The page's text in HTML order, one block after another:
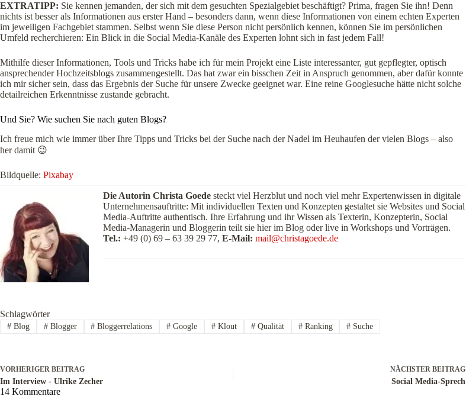
EXTRATIPP: Sie kennen jemanden, der sich mit dem gesuchten Spezialgebiet beschäftigt? Prima, fragen Sie ihn! Denn
nichts ist besser als Informationen aus erster Hand – besonders dann, wenn diese Informationen von einem echten Experten
im jeweiligen Fachgebiet stammen. Selbst wenn Sie diese Person nicht persönlich kennen, können Sie im persönlichen
Umfeld recherchieren: Ein Blick in die Social Media-Kanäle des Experten lohnt sich in fast jedem Fall!
Mithilfe dieser Informationen, Tools und Tricks habe ich für mein Projekt eine Liste interessanter, gut gepflegter, optisch
ansprechender Hochzeitsblogs zusammengestellt. Das hat zwar ein bisschen Zeit in Anspruch genommen, aber dafür konnte
ich mir sicher sein, dass das Ergebnis der Suche für unsere Zwecke geeignet war. Eine reine Googlesuche hätte nicht solche
detailreichen Erkenntnisse zustande gebracht.
Und Sie? Wie suchen Sie nach guten Blogs?
Ich freue mich wie immer über Ihre Tipps und Tricks bei der Suche nach der Nadel im Heuhaufen der vielen Blogs – also
her damit 😉
Bildquelle: Pixabay
Die Autorin Christa Goede steckt viel Herzblut und noch viel mehr Expertenwissen in digitale
Unternehmensauftritte: Mit individuellen Texten und Konzepten gestaltet sie Websites und Social
Media-Auftritte authentisch. Ihre Erfahrung und ihr Wissen als Texterin, Konzepterin, Social
Media-Managerin und Bloggerin teilt sie hier im Blog oder live in Workshops und Vorträgen.
Tel.: +49 (0) 69 – 63 39 29 77, E-Mail: mail@christagoede.de
Schlagwörter
#Blog #Blogger # Bloggerrelations # Google # Klout #Qualität #Ranking # Suche
VORHERIGER BEITRAG
Im Interview - Ulrike Zecher
NÄCHSTERBEITRAG
Social Media-Sprech
14 Kommentare